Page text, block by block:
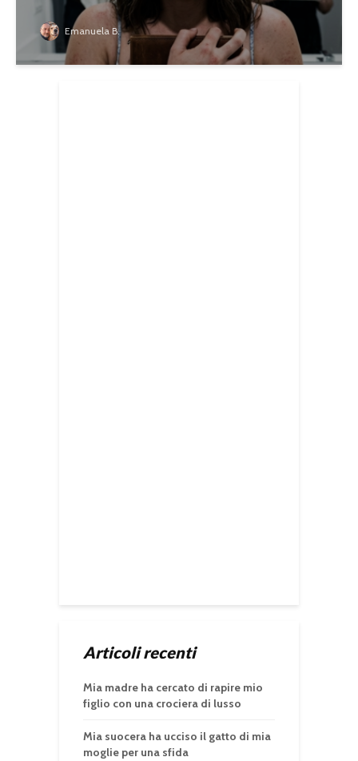
Emanuela B.
Articoli recenti
Mia madre ha cercato di rapire mio
figlio con una crociera di lusso
Mia suocera ha ucciso il gatto di mia
moglie per una sfida